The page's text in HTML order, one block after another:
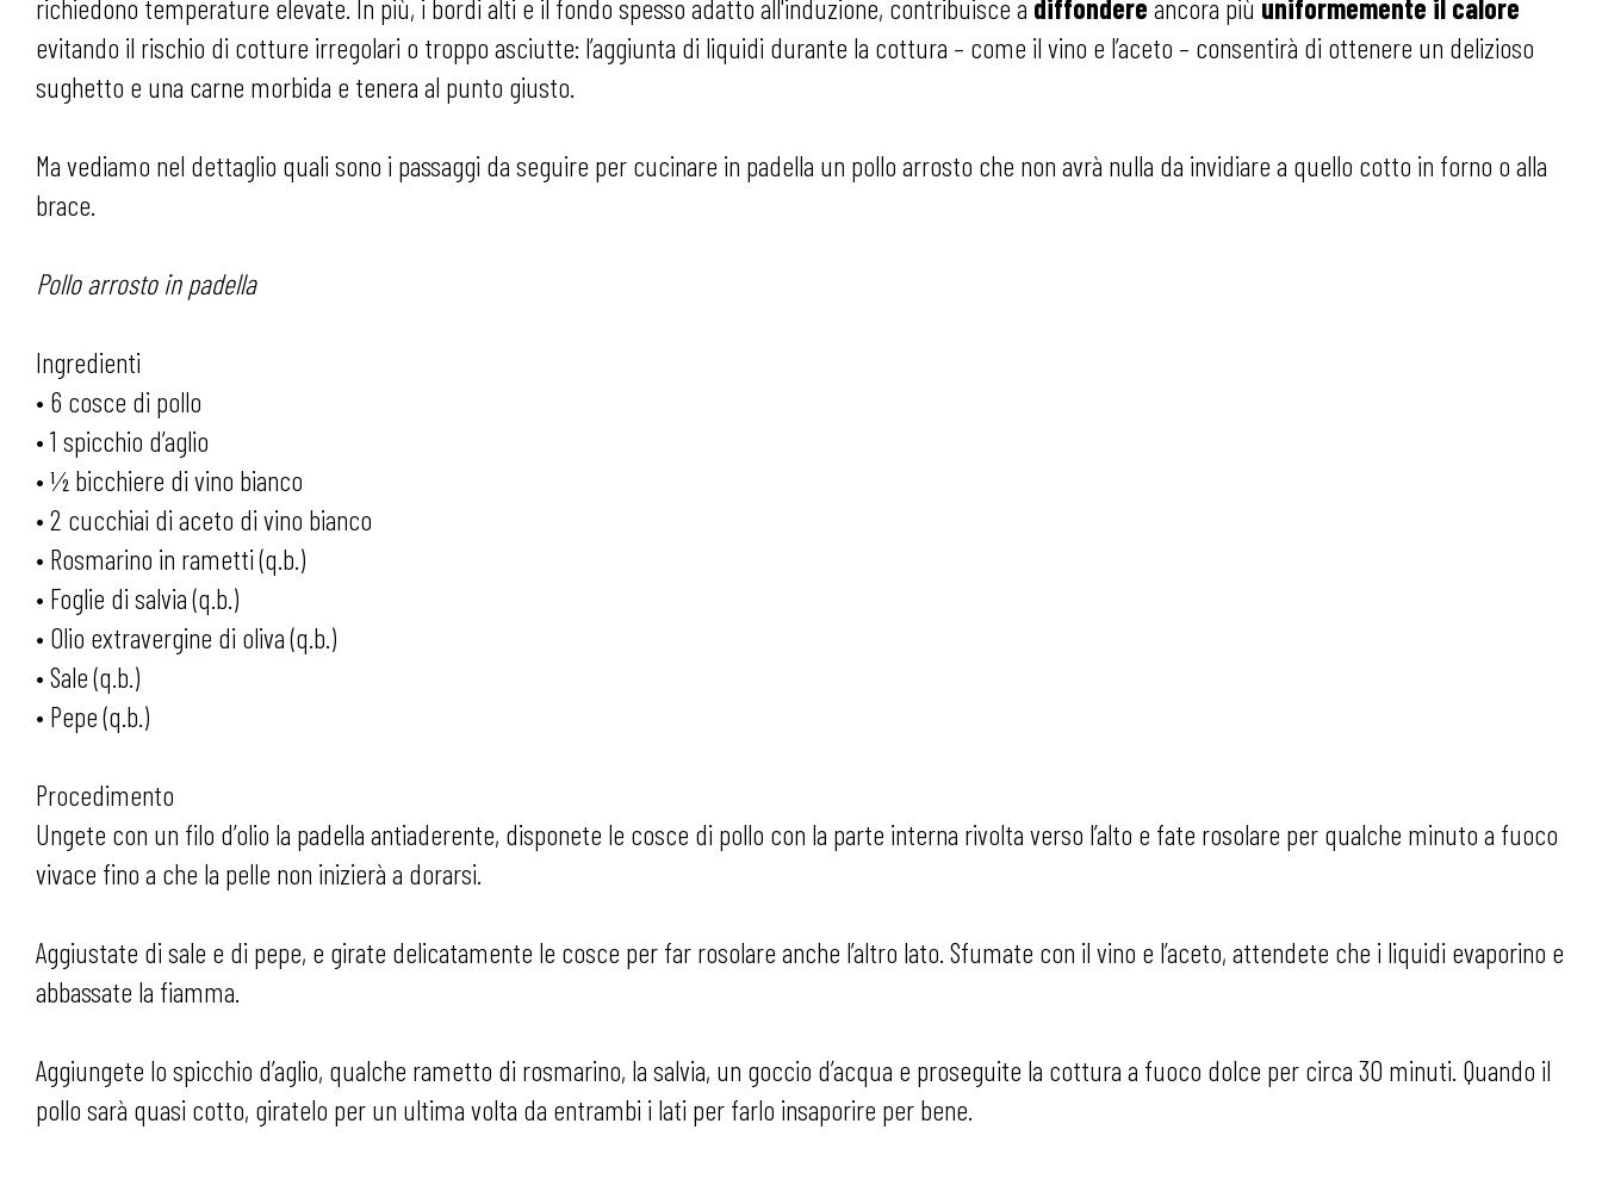
richiedono temperature elevate. In più, i bordi alti e il fondo spesso adatto all'induzione, contribuisce a diffondere ancora più uniformemente il calore
evitando il rischio di cotture irregolari o troppo asciutte: l’aggiunta di liquidi durante la cottura – come il vino e l’aceto – consentirà di ottenere un delizioso
sughetto e una carne morbida e tenera al punto giusto.
Ma vediamo nel dettaglio quali sono i passaggi da seguire per cucinare in padella un pollo arrosto che non avrà nulla da invidiare a quello cotto in forno o alla
brace.
Pollo arrosto in padella
Ingredienti
• 6 cosce di pollo
• 1 spicchio d’aglio
• ½ bicchiere di vino bianco
• 2 cucchiai di aceto di vino bianco
• Rosmarino in rametti (q.b.)
• Foglie di salvia (q.b.)
• Olio extravergine di oliva (q.b.)
• Sale (q.b.)
• Pepe (q.b.)
Procedimento
Ungete con un filo d’olio la padella antiaderente, disponete le cosce di pollo con la parte interna rivolta verso l’alto e fate rosolare per qualche minuto a fuoco
vivace fino a che la pelle non inizierà a dorarsi.
Aggiustate di sale e di pepe, e girate delicatamente le cosce per far rosolare anche l’altro lato. Sfumate con il vino e l’aceto, attendete che i liquidi evaporino e
abbassate la fiamma.
Aggiungete lo spicchio d’aglio, qualche rametto di rosmarino, la salvia, un goccio d’acqua e proseguite la cottura a fuoco dolce per circa 30 minuti. Quando il
pollo sarà quasi cotto, giratelo per un ultima volta da entrambi i lati per farlo insaporire per bene.